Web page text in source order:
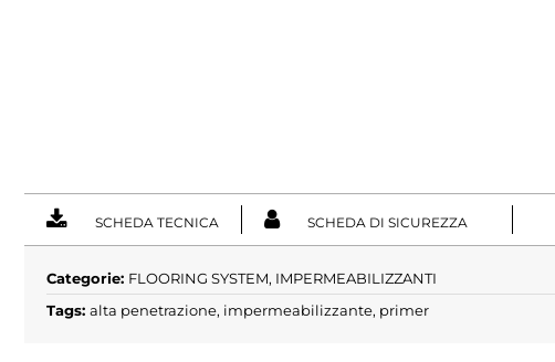
SCHEDA TECNICA SCHEDA DI SICUREZZA
Categorie: FLOORING SYSTEM, IMPERMEABILIZZANTI
Tags: alta penetrazione, impermeabilizzante, primer